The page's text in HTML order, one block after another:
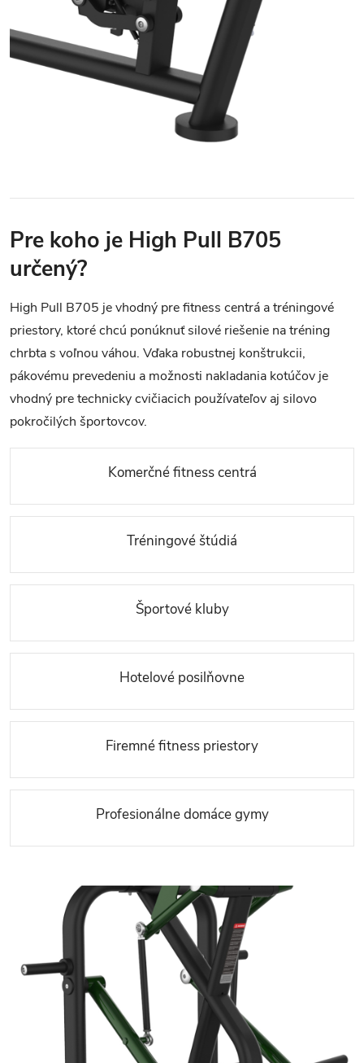
Pre koho je High Pull B705
určený?
High Pull B705 je vhodný pre fitness centrá a tréningové
priestory, ktoré chcú ponúknuť silové riešenie na tréning
chrbta s voľnou váhou. Vďaka robustnej konštrukcii,
pákovému prevedeniu a možnosti nakladania kotúčov je
vhodný pre technicky cvičiacich používateľov aj silovo
pokročilých športovcov.
Komerčné fitness centrá
Tréningové štúdiá
Športové kluby
Hotelové posilňovne
Firemné fitness priestory
Profesionálne domáce gymy